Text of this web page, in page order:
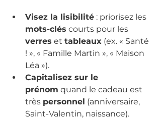
Visez la lisibilité : priorisez les
mots-clés courts pour les
verres et tableaux (ex. « Santé
! », « Famille Martin », « Maison
Léa »).
Capitalisez sur le
prénom quand le cadeau est
très personnel (anniversaire,
Saint-Valentin, naissance).